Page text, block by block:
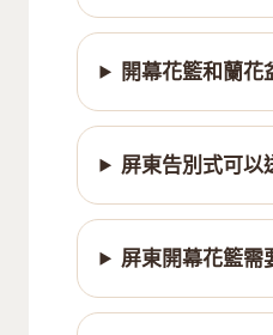
開幕花籃和蘭花
屏東告別式可以
屏東開幕花籃需